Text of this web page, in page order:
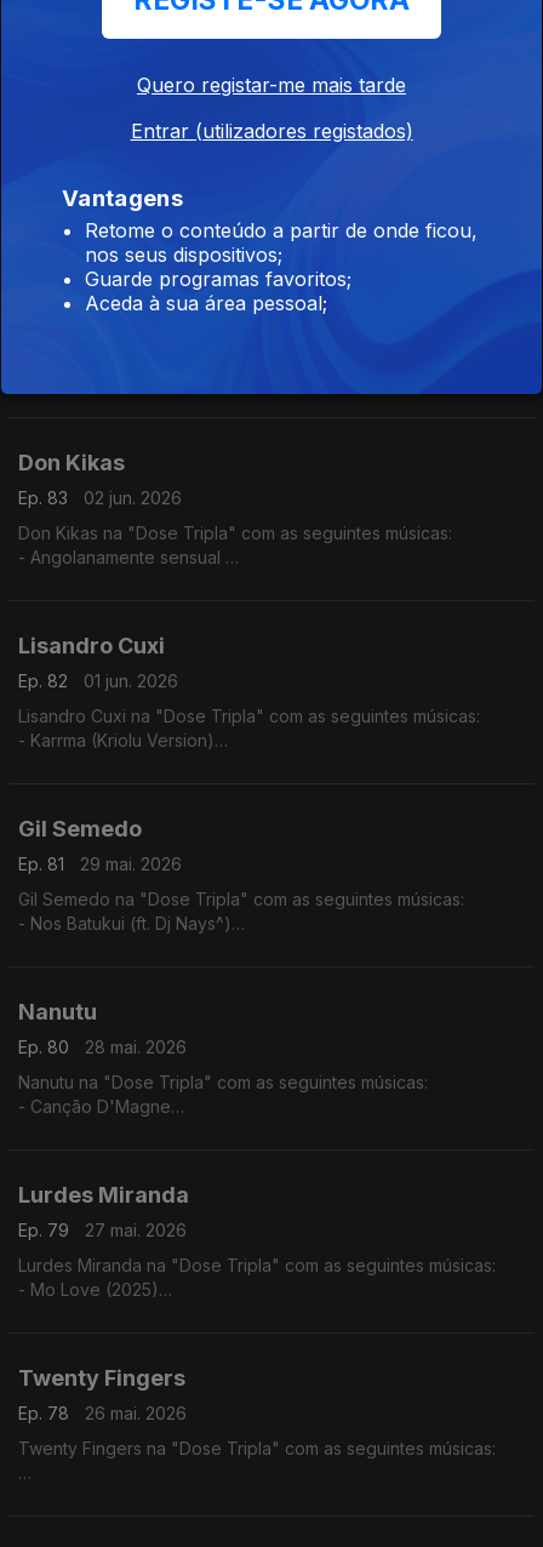
- Algoritmo
04 jun. 2026
- Setembro
- Te Amar (2016)
- Borboleta
Irina Barros
Ep. 84
03 jun. 2026
- Bonito (feat Nelson Freitas)
Don Kikas
Ep. 83
02 jun. 2026
Don Kikas na "Dose Tripla" com as seguintes músicas:
- Angolanamente sensual
Lisandro Cuxi
Ep. 82
01 jun. 2026
Lisandro Cuxi na "Dose Tripla" com as seguintes músicas:
- Karrma (Kriolu Version)
Gil Semedo
Ep. 81
29 mai. 2026
Gil Semedo na "Dose Tripla" com as seguintes músicas:
- Nos Batukui (ft. Dj Nays^)
Nanutu
Ep. 80
28 mai. 2026
Nanutu na "Dose Tripla" com as seguintes músicas:
- Canção D'Magne
Lurdes Miranda
Ep. 79
27 mai. 2026
Lurdes Miranda na "Dose Tripla" com as seguintes músicas:
- Mo Love (2025)
Twenty Fingers
Ep. 78
26 mai. 2026
Twenty Fingers na "Dose Tripla" com as seguintes músicas:
Quero registar-me mais tarde
Entrar (utilizadores registados)
Vantagens
Retome o conteúdo a partir de onde ficou,
nos seus dispositivos;
Guarde programas favoritos;
Aceda à sua área pessoal;